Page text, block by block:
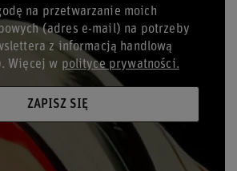
na przetwarzanie moich
(adres e-mail) na potrzeby
z informacją handlową
Więcej w polityce prywatności.
ZAPISZ SIĘ